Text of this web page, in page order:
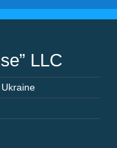
LLC
Ukraine